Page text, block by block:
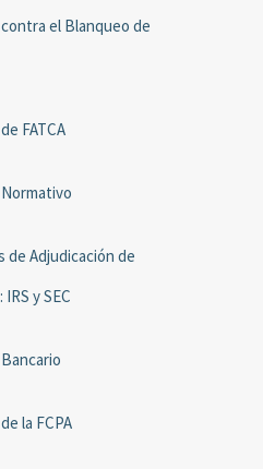
el Blanqueo de
FATCA
de Adjudicación de
y SEC
la FCPA